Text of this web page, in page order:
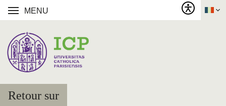
MENU
Retour sur